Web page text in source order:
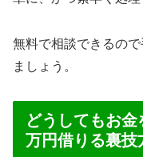
無料で相談できるの
ましょう。
どうしてもお
万円借りる裏技